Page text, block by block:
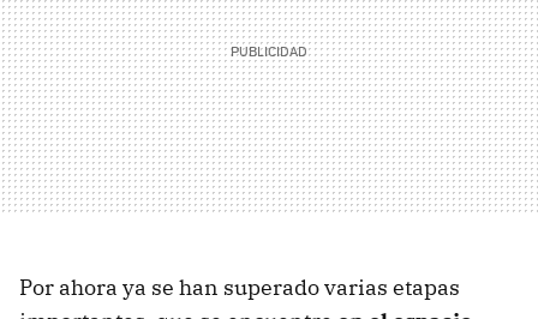
Por ahora ya se han superado varias etapas